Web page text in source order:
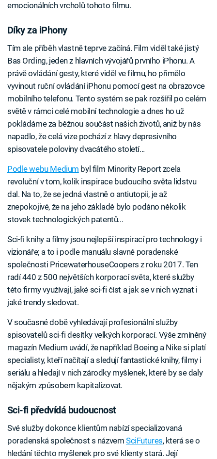
emocionálních vrcholů tohoto filmu.
Díky za iPhony
Tím ale příběh vlastně teprve začíná. Film viděl také jistý
Bas Ording, jeden z hlavních vývojářů prvního iPhonu. A
právě ovládání gesty, které viděl ve filmu, ho přimělo
vyvinout ruční ovládání iPhonu pomocí gest na obrazovce
mobilního telefonu. Tento systém se pak rozšířil po celém
světě v rámci celé mobilní technologie a dnes ho už
pokládáme za běžnou součást našich životů, aniž by nás
napadlo, že celá vize pochází z hlavy depresivního
spisovatele poloviny dvacátého století...
Podle webu Medium byl film Minority Report zcela
revoluční v tom, kolik inspirace budoucího světa lidstvu
dal. Na to, že se jedná vlastně o antiutopii, je až
znepokojivé, že na jeho základě bylo podáno několik
stovek technologických patentů...
Sci-fi knihy a filmy jsou nejlepší inspirací pro technology i
vizionáře; a to i podle manuálu slavné poradenské
společnosti PricewaterhouseCoopers z roku 2017. Ten
radí 440 z 500 největších korporací světa, které služby
této firmy využívají, jaké sci-fi číst a jak se v nich vyznat i
jaké trendy sledovat.
V současné době vyhledávají profesionální služby
spisovatelů sci-fi desítky velkých korporací. Výše zmíněný
magazín Medium uvádí, že například Boeing a Nike si platí
specialisty, kteří načítají a sledují fantastické knihy, filmy i
seriálu a hledají v nich zárodky myšlenek, které by se daly
nějakým způsobem kapitalizovat.
Sci-fi předvídá budoucnost
Své služby dokonce klientům nabízí specializovaná
poradenská společnost s názvem SciFutures, která se o
hledání těchto myšlenek pro své klienty stará. Její